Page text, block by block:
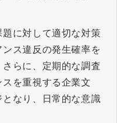
に対して適切な対策
ス違反の発生確率を
らに、定期的な調査
を重視する企業文
なり、日常的な意識